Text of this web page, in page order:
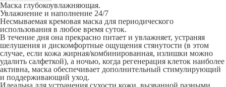
Маска глубокоувлажняющая.
Увлажнение и наполнение 24/7
Несмываемая кремовая маска для периодического
использования в любое время суток.
В течение дня она прекрасно питает и увлажняет, устраняя
шелушения и дискомфортные ощущения стянутости (в этом
случае, если кожа жирная/комбинированная, излишки можно
удалить салфеткой), а ночью, когда регенерация клеток наиболее
активна, маска обеспечивает дополнительный стимулирующий
и поддерживающий уход.
Идеальна для устранения сухости кожи, вызванной разными